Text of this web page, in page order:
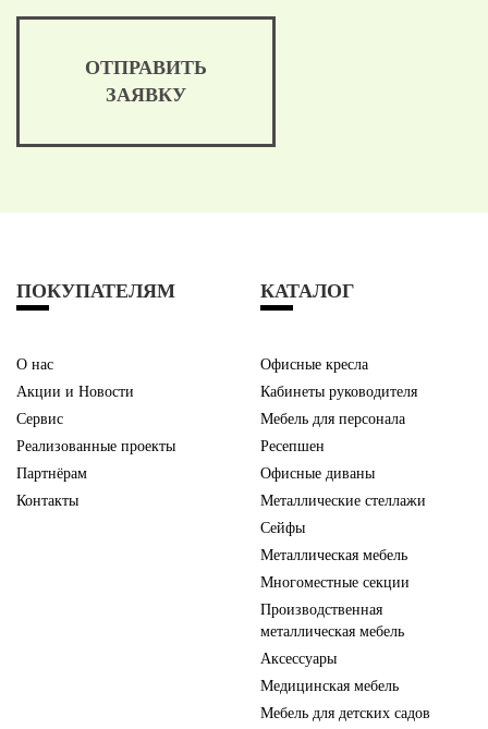
ОТПРАВИТЬ
ЗАЯВКУ
ПОКУПАТЕЛЯМ
О нас
Акции и Новости
Сервис
Реализованные проекты
Партнёрам
Контакты
КАТАЛОГ
Офисные кресла
Кабинеты руководителя
Мебель для персонала
Ресепшен
Офисные диваны
Металлические стеллажи
Сейфы
Металлическая мебель
Многоместные секции
Производственная
металлическая мебель
Аксессуары
Медицинская мебель
Мебель для детских садов